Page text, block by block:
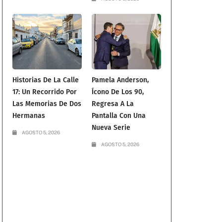
Historias De La Calle
17: Un Recorrido Por
Las Memorias De Dos
Hermanas
AGOSTO 5, 2026
Pamela Anderson,
Ícono De Los 90,
Regresa A La
Pantalla Con Una
Nueva Serie
AGOSTO 5, 2026